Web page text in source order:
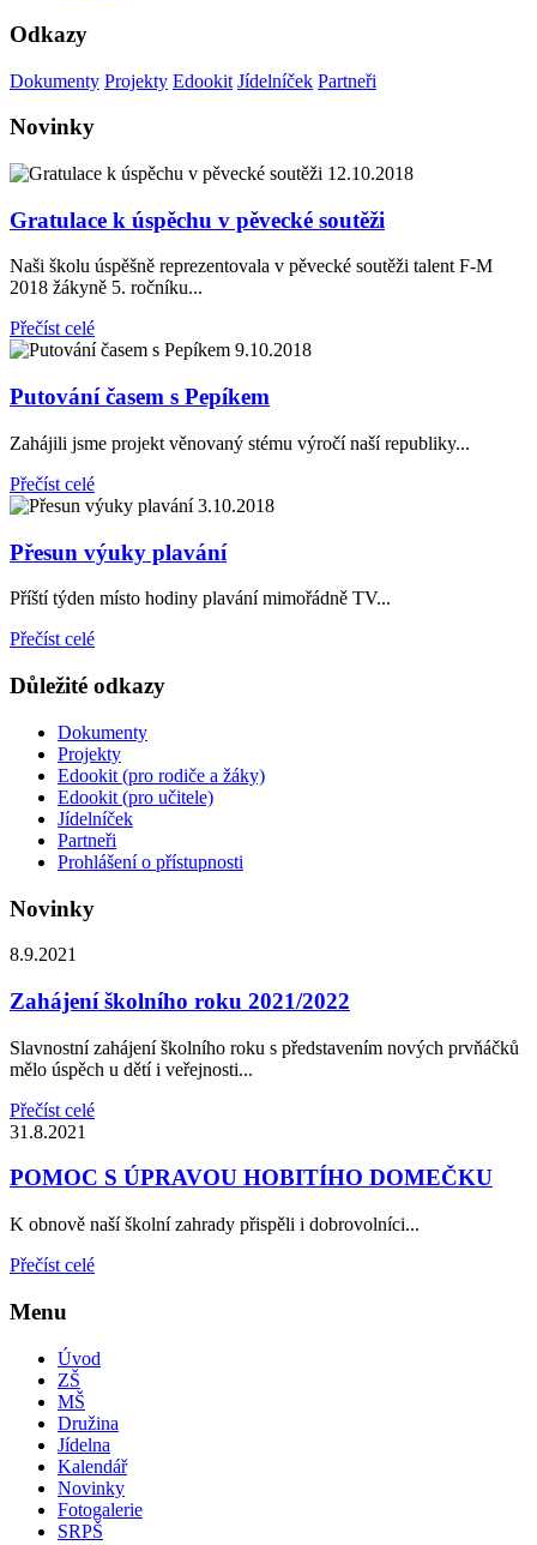
Odkazy
Dokumenty Projekty Edookit Jídelníček Partneři
Novinky
12.10.2018
Gratulace k úspěchu v pěvecké soutěži
Naši školu úspěšně reprezentovala v pěvecké soutěži talent F-M
2018 žákyně 5. ročníku...
Přečíst celé
9.10.2018
Putování časem s Pepíkem
Zahájili jsme projekt věnovaný stému výročí naší republiky...
Přečíst celé
3.10.2018
Přesun výuky plavání
Příští týden místo hodiny plavání mimořádně TV...
Přečíst celé
Důležité odkazy
Dokumenty
Projekty
Edookit (pro rodiče a žáky)
Edookit (pro učitele)
Jídelníček
Partneři
Prohlášení o přístupnosti
Novinky
8.9.2021
Zahájení školního roku 2021/2022
Slavnostní zahájení školního roku s představením nových prvňáčků
mělo úspěch u dětí i veřejnosti...
Přečíst celé
31.8.2021
POMOC S ÚPRAVOU HOBITÍHO DOMEČKU
K obnově naší školní zahrady přispěli i dobrovolníci...
Přečíst celé
Menu
Úvod
ZŠ
MŠ
Družina
Jídelna
Kalendář
Novinky
Fotogalerie
SRPŠ